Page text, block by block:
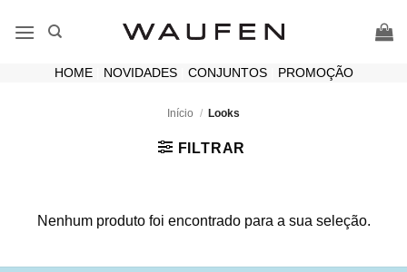
HOME| NOVIDADES| CONJUNTOS| PROMOÇÃO
Início / Looks
FILTRAR
Nenhum produto foi encontrado para a sua seleção.